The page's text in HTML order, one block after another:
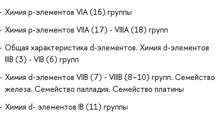
Химия p-элементов VIA (16) группы
Химия p-элементов VIIA (17) - VIIIA (18) групп
Общая характеристика d-элементов. Химия d-элементов
IIIB (3) - VIB (6) групп
Химия d-элементов VIIB (7) - VIIIB (8–10) групп. Семейство
железа. Семейство палладия. Семейство платины
Химия d- элементов IB (11) группы